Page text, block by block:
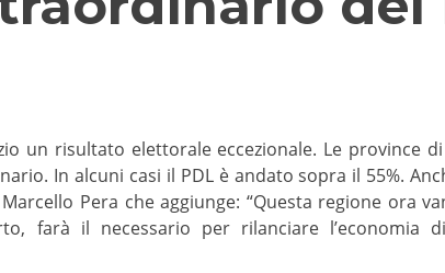
un risultato elettorale eccezionale. Le province
In alcuni casi il PDL è andato sopra il 55%.
Pera che aggiunge: “Questa regione ora
farà il necessario per rilanciare